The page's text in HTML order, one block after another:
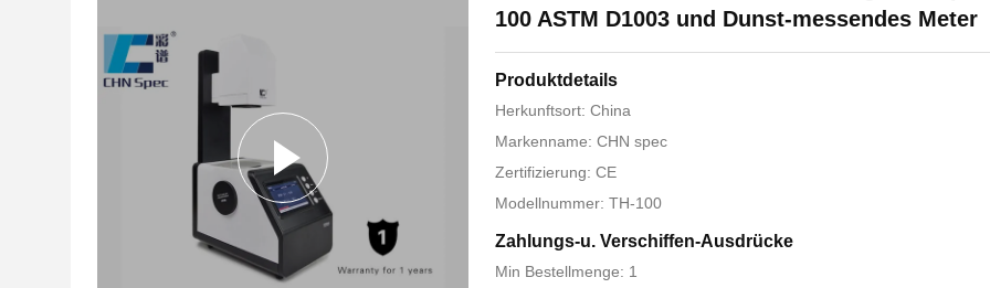
100 ASTM D1003 und Dunst-messendes Meter
Produktdetails
Herkunftsort: China
Markenname: CHN spec
Zertifizierung: CE
Modellnummer: TH-100
Zahlungs-u. Verschiffen-Ausdrücke
Min Bestellmenge: 1